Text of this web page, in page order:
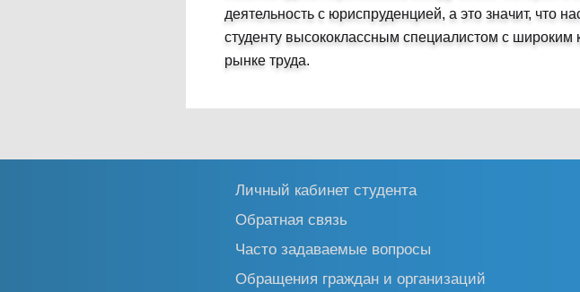
деятельность с юриспруденцией, а это значит, что
студенту высококлассным специалистом с широким
рынке труда.
Личный кабинет студента
Обратная связь
Часто задаваемые вопросы
Обращения граждан и организаций